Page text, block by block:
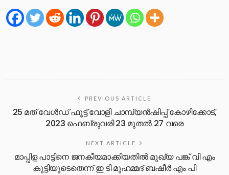
PREVIOUS ARTICLE
25 മത് വേൾഡ് ഫൂട്ട് വോളി ചാമ്പ്യൻഷിപ്പ് കോഴിക്കോട്,
2023 ഫെബ്രുവരി 23 മുതൽ 27 വരെ
NEXT ARTICLE
മാപ്പിള പാട്ടിനെ ജനകീയമാക്കിയതിൽ മുഖ്യ പങ്ക് വി എം
കുട്ടിയുടെതെന്ന് ഇ ടി മുഹമ്മദ് ബഷീർ എം പി